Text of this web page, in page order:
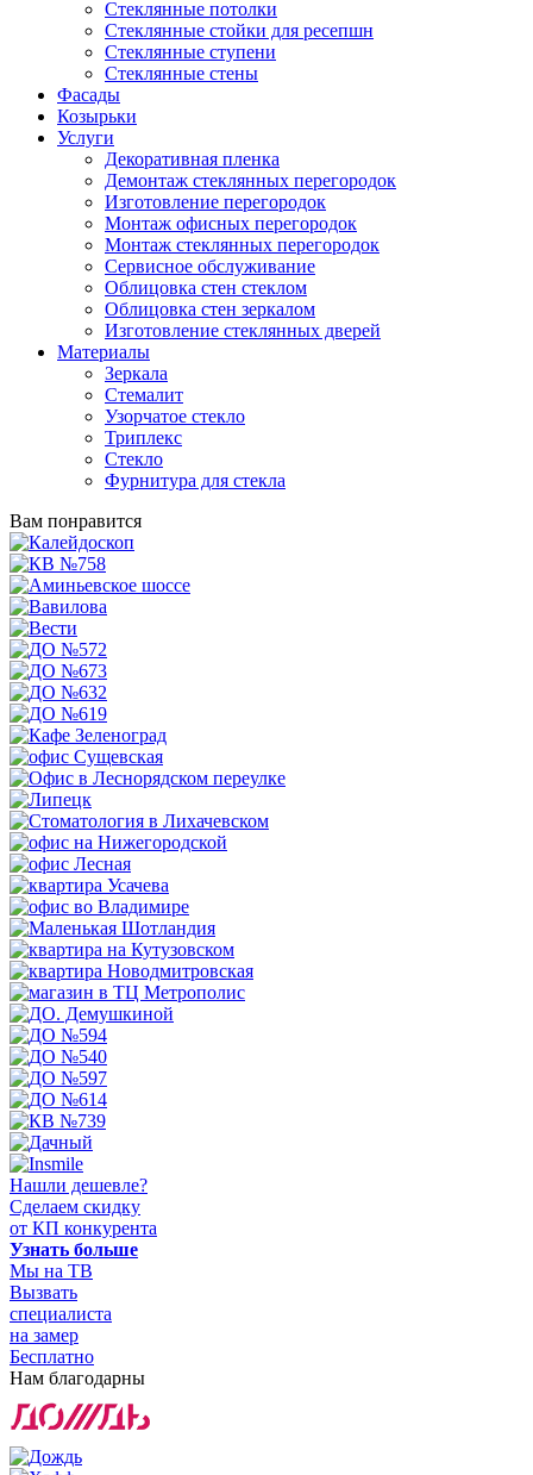
Стеклянные потолки
Стеклянные стойки для ресепшн
Стеклянные ступени
Стеклянные стены
Фасады
Козырьки
Услуги
Декоративная пленка
Демонтаж стеклянных перегородок
Изготовление перегородок
Монтаж офисных перегородок
Монтаж стеклянных перегородок
Сервисное обслуживание
Облицовка стен стеклом
Облицовка стен зеркалом
Изготовление стеклянных дверей
Материалы
Зеркала
Стемалит
Узорчатое стекло
Триплекс
Стекло
Фурнитура для стекла
Вам понравится
Нашли дешевле?
Сделаем скидку
от КП конкурента
Узнать больше
Мы на ТВ
Вызвать
специалиста
на замер
Бесплатно
Нам благодарны